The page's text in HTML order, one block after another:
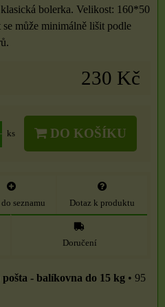
bolerka. Velikost: 160*50
může minimálně lišit podle
230 Kč
ks DO KOŠÍKU
seznamu Dotaz k produktu
Doručení
pošta - balíkovna do 15 kg • 95